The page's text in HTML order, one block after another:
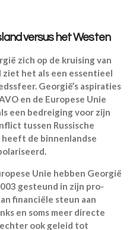
versus het Westen
zich op de kruising van
ziet het als een essentieel
Georgië’s aspiraties
en de Europese Unie
een bedreiging voor zijn
tussen Russische
de binnenlandse
Unie hebben Georgië
gesteund in zijn pro-
financiële steun aan
en soms meer directe
ook geleid tot